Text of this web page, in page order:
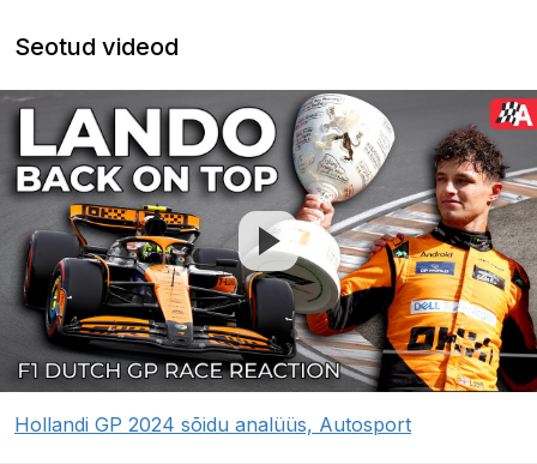
Seotud videod
Hollandi GP 2024 sõidu analüüs, Autosport